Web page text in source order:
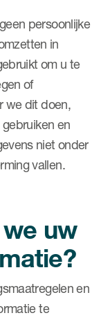
persoonlijke
in
om u te
of
we dit doen,
en
niet onder
vallen.
uw
en
te